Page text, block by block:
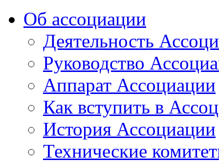
Об ассоциации
Деятельность
Руководство
Аппарат Ассоциации
Как вступить в
История Ассоциации
Технические